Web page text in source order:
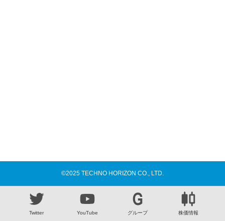
©2025 TECHNO HORIZON CO., LTD.
Twitter YouTube グループ 株価情報